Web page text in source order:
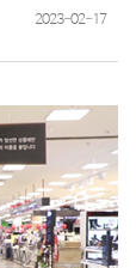
2023-02-17